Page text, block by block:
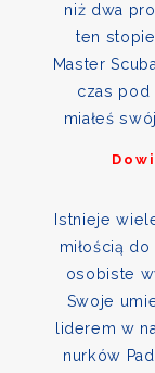
niż dwa
ten
Master
czas pod
miałeś
Istnieje
miłością
osobiste
Swoje
liderem w
nurków